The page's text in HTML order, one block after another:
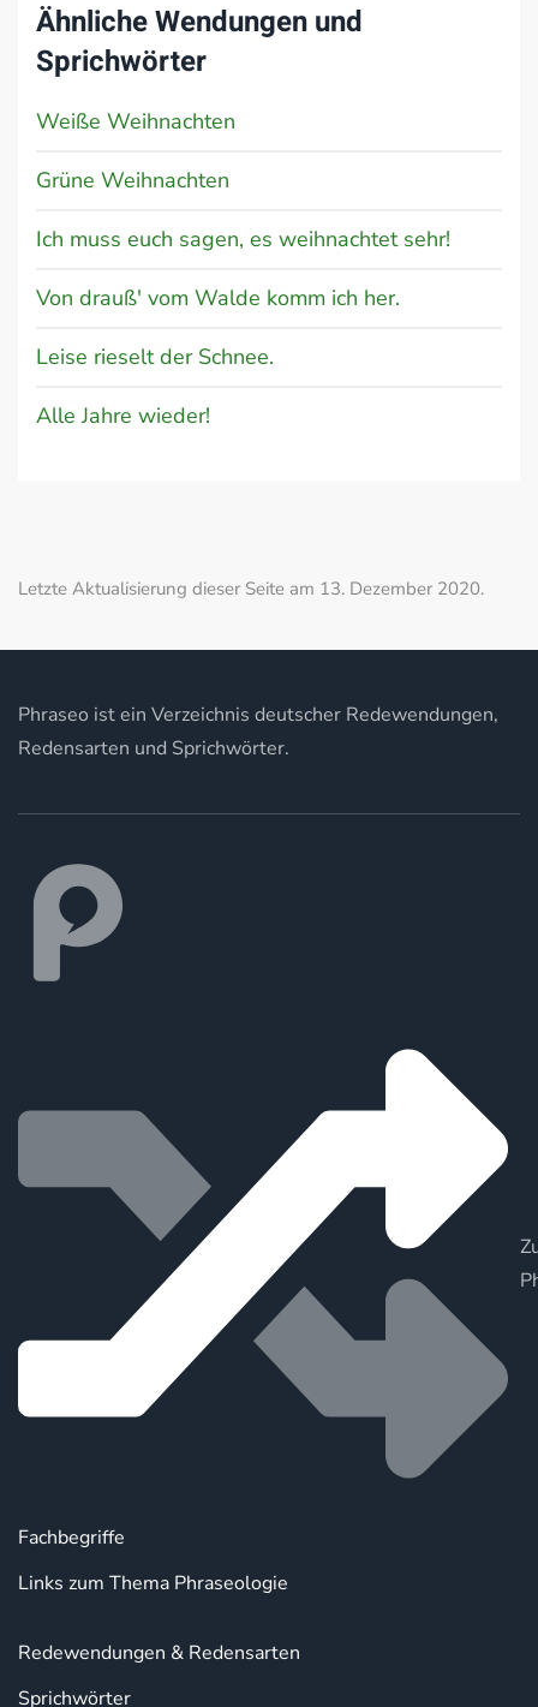
Ähnliche Wendungen und
Sprichwörter
Weiße Weihnachten
Grüne Weihnachten
Ich muss euch sagen, es weihnachtet sehr!
Von drauß' vom Walde komm ich her.
Leise rieselt der Schnee.
Alle Jahre wieder!
Letzte Aktualisierung dieser Seite am 13. Dezember 2020.
Phraseo ist ein Verzeichnis deutscher Redewendungen,
Redensarten und Sprichwörter.
Fachbegriffe
Links zum Thema Phraseologie
Redewendungen & Redensarten
Sprichwörter